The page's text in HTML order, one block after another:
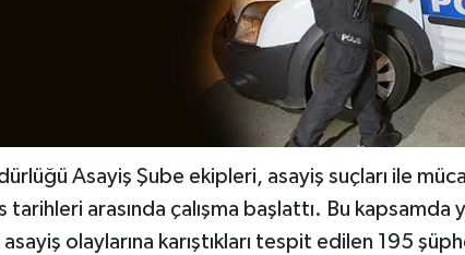
Asayiş Şube ekipleri, asayiş suçları ile
arasında çalışma başlattı. Bu kapsamda
olaylarına karıştıkları tespit edilen 195